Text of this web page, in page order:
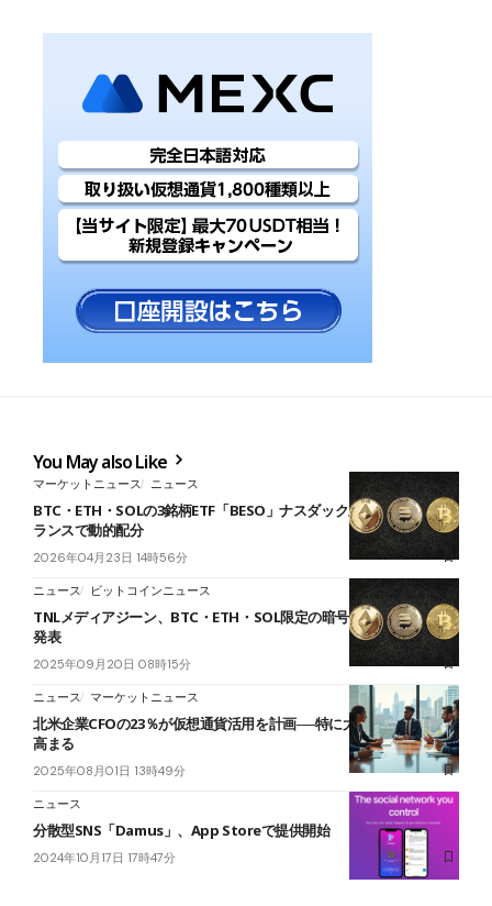
You May also Like
マーケットニュース ニュース
BTC・ETH・SOLの3銘柄ETF「BESO」ナスダック上場──毎週リバ
ランスで動的配分
2026年04月23日 14時56分
ニュース ビットコインニュース
TNLメディアジーン、BTC・ETH・SOL限定の暗号資産財務戦略を
発表
2025年09月20日 08時15分
ニュース マーケットニュース
北米企業CFOの23％が仮想通貨活用を計画──特に大企業で利用意欲
高まる
2025年08月01日 13時49分
ニュース
分散型SNS「Damus」、App Storeで提供開始
2024年10月17日 17時47分